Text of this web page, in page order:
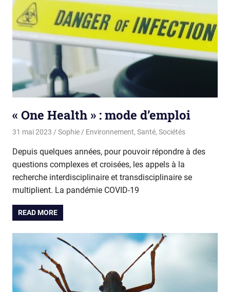
« One Health » : mode d’emploi
31 mai 2023 Sophie Environnement, Santé, Sociétés
Depuis quelques années, pour pouvoir répondre à des
questions complexes et croisées, les appels à la
recherche interdisciplinaire et transdisciplinaire se
multiplient. La pandémie COVID-19
READ MORE